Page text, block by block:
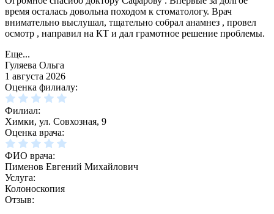
время осталась довольна походом к стоматологу. Врач
внимательно выслушал, тщательно собрал анамнез , провел
осмотр , направил на КТ и дал грамотное решение проблемы.
Еще...
Гуляева Ольга
1 августа 2026
Оценка филиалу:
Филиал:
Химки, ул. Совхозная, 9
Оценка врача:
ФИО врача:
Пименов Евгений Михайлович
Услуга:
Колоноскопия
Отзыв: